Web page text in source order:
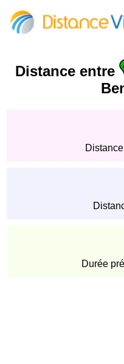
Distance entre
Durée